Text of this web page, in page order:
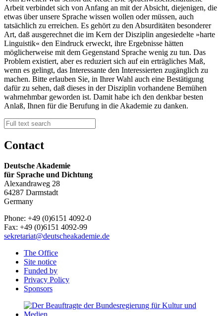
Arbeit verbindet sich von Anfang an mit der Absicht, diejenigen, die
etwas über unsere Sprache wissen wollen oder müssen, auch
tatsächlich zu erreichen. Es gehört zu den Absurditäten besonderer
Art, daß ausgerechnet die im Kern der Disziplin angesiedelte »harte
Linguistik« den Eindruck erweckt, ihre Ergebnisse hätten
möglicherweise mit dem Gegenstand Sprache wenig zu tun. Das
Problem existiert, aber es reduziert sich auf ein erträgliches Maß,
wenn es gelingt, das Interessante den Interessierten zugänglich zu
machen. Bitte erlauben Sie, in Ihrer Wahl auch eine Bestätigung
dafür zu sehen, daß dieses in der Disziplin vorhandene Bemühen
wahrnehmbar geworden ist. Damit habe ich den denkbar besten
Anlaß, Ihnen für die Berufung in die Akademie zu danken.
Contact
Deutsche Akademie
für Sprache und Dichtung
Alexandraweg 28
64287 Darmstadt
Germany
Phone: +49 (0)6151 4092-0
Fax: +49 (0)6151 4092-99
sekretariat@deutscheakademie.de
The Office
Site notice
Funded by
Privacy Policy
Sponsors